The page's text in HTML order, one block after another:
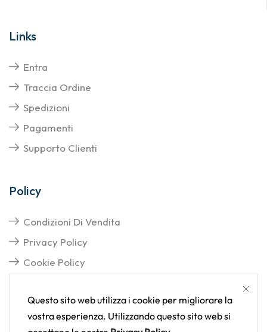
Questo sito web utilizza i cookie per migliorare la
vostra esperienza. Utilizzando questo sito web si
Links
Entra
Traccia Ordine
Spedizioni
Pagamenti
Supporto Clienti
Policy
Condizioni Di Vendita
Privacy Policy
Cookie Policy